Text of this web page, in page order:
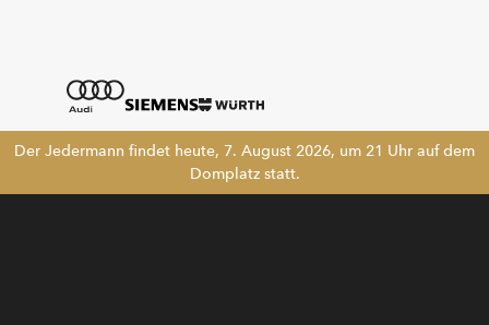
Der Jedermann findet heute, 7. August 2026, um 21 Uhr auf dem
Domplatz statt.